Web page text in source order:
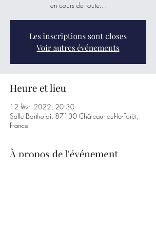
en cours de route…
Les inscriptions sont closes
Voir autres événements
Heure et lieu
12 févr. 2022, 20:30
Salle Bartholdi, 87130 Châteauneuf-la-Forêt,
France
À propos de l'événement